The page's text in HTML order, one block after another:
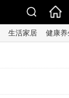
生活家居 健康养